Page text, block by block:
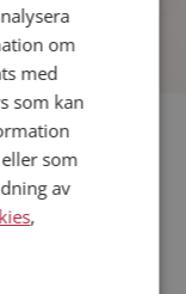
,Linda,Malin
om
med
som kan
som
av
,